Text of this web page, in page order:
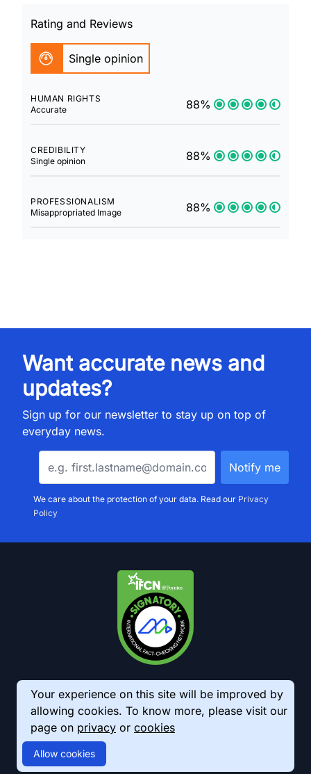
Rating and Reviews
Single opinion
HUMAN RIGHTS
Accurate
88%
CREDIBILITY
Single opinion
88%
PROFESSIONALISM
Misappropriated Image
88%
Want accurate news and
updates?
Sign up for our newsletter to stay up on top of
everyday news.
We care about the protection of your data. Read our Privacy
Policy
Your experience on this site will be improved by
allowing cookies. To know more, please visit our
page on privacy or cookies
Allow cookies
© 2026 AkhbarMeter. All Rights Reserved